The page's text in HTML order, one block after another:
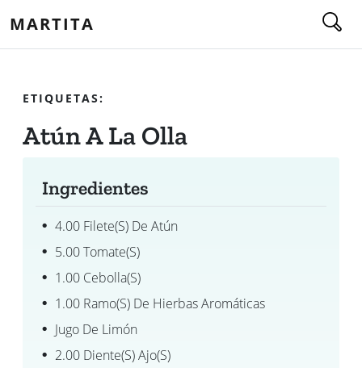
MARTITA
ETIQUETAS:
Atún A La Olla
Ingredientes
4.00 Filete(s) De Atún
5.00 Tomate(s)
1.00 Cebolla(s)
1.00 Ramo(s) De Hierbas Aromáticas
Jugo De Limón
2.00 Diente(s) Ajo(s)